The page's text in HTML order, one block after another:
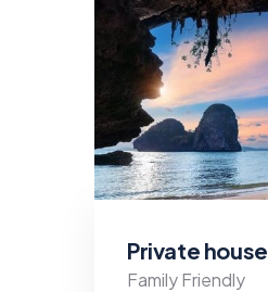
Private house
Family Friendly